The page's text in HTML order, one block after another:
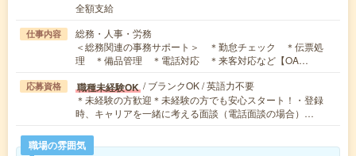
全額支給
仕事内容
総務・人事・労務
＜総務関連の事務サポート＞ ＊勤怠チェック ＊伝票処
理 ＊備品管理 ＊電話対応 ＊来客対応など【OA…
応募資格 職種未経験OK / ブランクOK / 英語力不要
＊未経験の方歓迎＊未経験の方でも安心スタート！・登録
時、キャリアを一緒に考える面談（電話面談の場合）…
職場の雰囲気